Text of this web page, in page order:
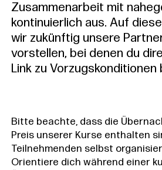
Zusammenarbeit mit
kontinuierlich aus. Auf
wir zukünftig unsere
vorstellen, bei denen du
Link zu Vorzugskonditionen
Bitte beachte, dass die
Preis unserer Kurse enthalten
Teilnehmenden selbst
Orientiere dich während einer